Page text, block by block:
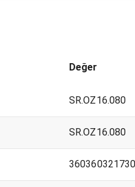
Değer
SR.OZ16.080
SR.OZ16.080